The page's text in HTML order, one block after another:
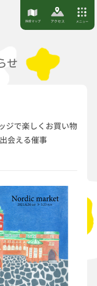
せ
ジで楽しくお買い物
会える催事